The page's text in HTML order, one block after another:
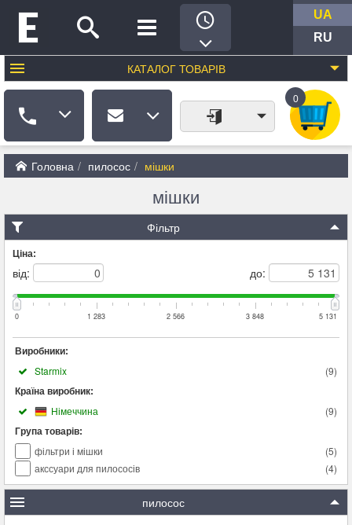
UA
RU
КАТАЛОГ ТОВАРІВ
0
Головна пилосос мішки
мішки
Фільтр
Ціна:
від: до:
0 1 283 2 566 3 848 5 131
Виробники:
(9)
Starmix
Країна виробник:
(9)
Німеччина
Група товарів:
(5)
фільтри і мішки
(4)
акссуари для пилососів
пилосос